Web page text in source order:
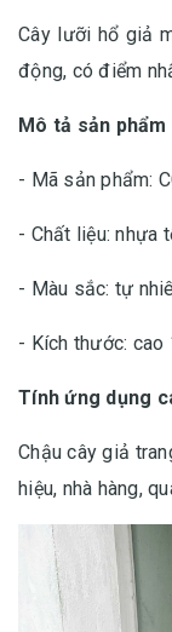
Cây lưỡi hổ giả
động, có điểm
Mô tả sản phẩm
- Mã sản phẩm:
- Chất liệu: nhựa
- Màu sắc: tự
- Kích thước: cao
Tính ứng dụng
Chậu cây giả
hiệu, nhà hàng,